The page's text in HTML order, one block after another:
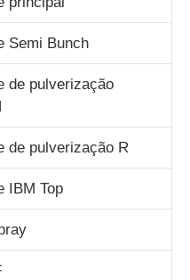
Semi Bunch
de pulverização
de pulverização R
IBM Top